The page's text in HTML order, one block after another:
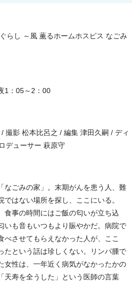
らし ～風 薫るホームホスピス なごみ
1：05～2：00
撮影 松本比呂之 / 編集 津田久嗣 / ディ
デューサー 萩原守
なごみの家」。末期がんを患う人、難
はない場所を探し、ここにいる。
食事の時間にはご飯の匂いが立ち込
いも音もいつもより賑やかだ。病院で
べさせてもらえなかった人が、ここ
たという話は珍しくない。リンパ腫で
女性は、一年近く病気がなかったかの
天寿を全うした」という医師の言葉